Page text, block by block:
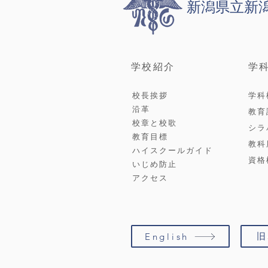
新潟県立新
学校紹介
校長挨拶
沿革
校章と校歌
教育目標
ハイスクールガイド
いじめ防止
アクセス
学
学科
教育
シラ
教科
資格
English